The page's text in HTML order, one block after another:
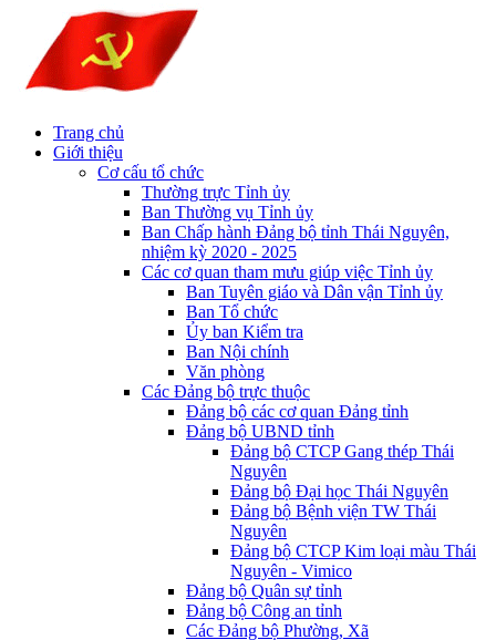
Trang chủ
Giới thiệu
Cơ cấu tổ chức
Thường trực Tỉnh ủy
Ban Thường vụ Tỉnh ủy
Ban Chấp hành Đảng bộ tỉnh Thái Nguyên,
nhiệm kỳ 2020 - 2025
Các cơ quan tham mưu giúp việc Tỉnh ủy
Ban Tuyên giáo và Dân vận Tỉnh ủy
Ban Tổ chức
Ủy ban Kiểm tra
Ban Nội chính
Văn phòng
Các Đảng bộ trực thuộc
Đảng bộ các cơ quan Đảng tỉnh
Đảng bộ UBND tỉnh
Đảng bộ CTCP Gang thép Thái
Nguyên
Đảng bộ Đại học Thái Nguyên
Đảng bộ Bệnh viện TW Thái
Nguyên
Đảng bộ CTCP Kim loại màu Thái
Nguyên - Vimico
Đảng bộ Quân sự tỉnh
Đảng bộ Công an tỉnh
Các Đảng bộ Phường, Xã